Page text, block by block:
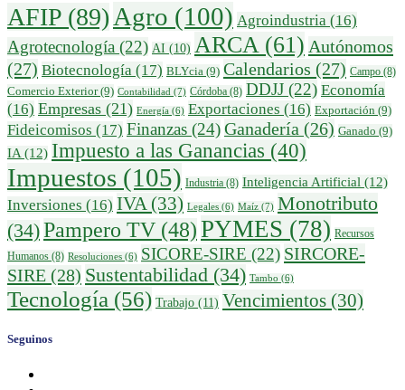
AFIP (89) Agro (100) Agroindustria (16)
Agrotecnología (22) AI (10) ARCA(61) Autónomos
(27) Biotecnología (17) BLYcia (9) Calendarios (27) Campo (8)
Comercio Exterior(9) Contabilidad (7) Córdoba (8) DDJJ (22) Economía
(16) Empresas (21) Energía (6) Exportaciones (16) Exportación (9)
Fideicomisos (17) Finanzas (24)Ganadería (26) Ganado (9)
IA (12) Impuesto a las Ganancias (40)
Impuestos (105) Industria (8) Inteligencia Artificial (12)
Inversiones (16) IVA(33) Legales (6) Maíz (7) Monotributo
(34)Pampero TV (48)PYMES (78) Recursos
Humanos (8) Resoluciones (6) SICORE-SIRE (22) SIRCORE-
SIRE (28) Sustentabilidad (34) Tambo (6)
Tecnología (56) Trabajo (11) Vencimientos (30)
Seguinos